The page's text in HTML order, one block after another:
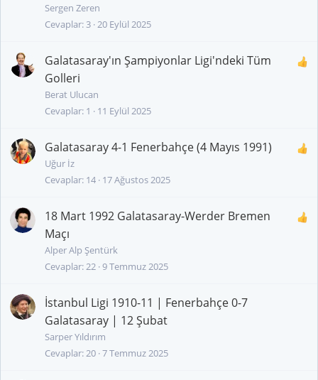
Sergen Zeren
Cevaplar 3 20 Eylül 2025
Galatasaray'ın Şampiyonlar Ligi'ndeki Tüm
Golleri
Berat Ulucan
Cevaplar 1 11 Eylül 2025
Galatasaray 4-1 Fenerbahçe (4 Mayıs 1991)
Uğur İz
Cevaplar 14 17 Ağustos 2025
18 Mart 1992 Galatasaray-Werder Bremen
Maçı
Alper Alp Şentürk
Cevaplar 22 9 Temmuz 2025
İstanbul Ligi 1910-11 | Fenerbahçe 0-7
Galatasaray | 12 Şubat
Sarper Yıldırım
Cevaplar 20 7 Temmuz 2025